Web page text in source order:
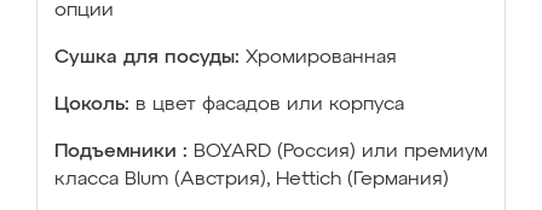
опции
Сушка для посуды: Хромированная
Цоколь: в цвет фасадов или корпуса
Подъемники : BOYARD (Россия) или премиум
класса Blum (Австрия), Hettich (Германия)